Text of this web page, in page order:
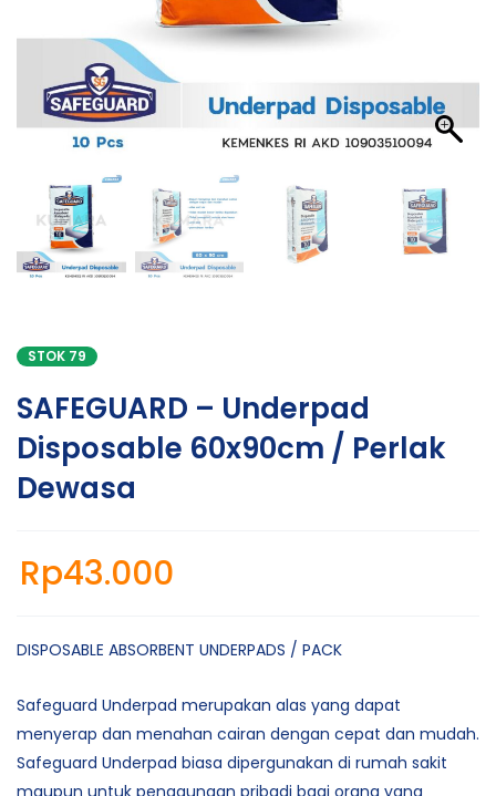
STOK 79
SAFEGUARD – Underpad
Disposable 60x90cm / Perlak
Dewasa
Rp43.000
DISPOSABLE ABSORBENT UNDERPADS / PACK
Safeguard Underpad merupakan alas yang dapat
menyerap dan menahan cairan dengan cepat dan mudah.
Safeguard Underpad biasa dipergunakan di rumah sakit
maupun untuk penggunaan pribadi bagi orang yang